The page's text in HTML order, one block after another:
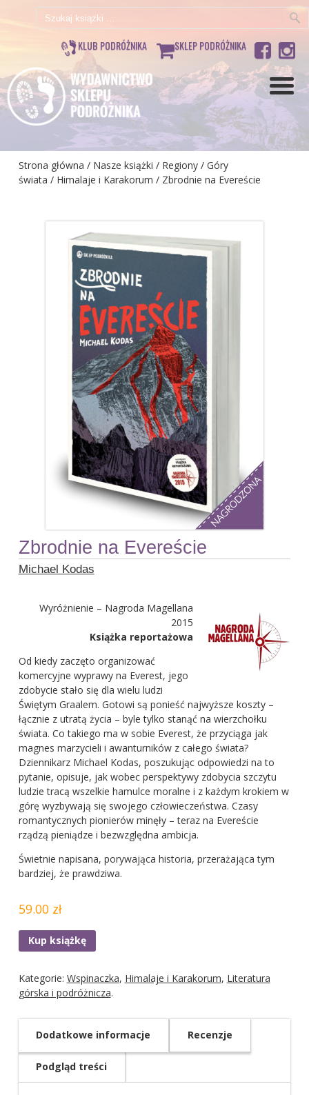
Szukaj:
KLUB PODRÓŻNIKA SKLEP PODRÓŻNIKA
Strona główna / Nasze książki / Regiony/ Góry
świata / Himalaje i Karakorum / Zbrodnie na Evereście
Zbrodnie na Evereście
Michael Kodas
Wyróżnienie – Nagroda Magellana
2015
Książka reportażowa
Od kiedy zaczęto organizować
komercyjne wyprawy na Everest, jego
zdobycie stało się dla wielu ludzi
Świętym Graalem. Gotowi są ponieść najwyższe koszty –
łącznie z utratą życia – byle tylko stanąć na wierzchołku
świata. Co takiego ma w sobie Everest, że przyciąga jak
magnes marzycieli i awanturników z całego świata?
Dziennikarz Michael Kodas, poszukując odpowiedzi na to
pytanie, opisuje, jak wobec perspektywy zdobycia szczytu
ludzie tracą wszelkie hamulce moralne i z każdym krokiem w
górę wyzbywają się swojego człowieczeństwa. Czasy
romantycznych pionierów minęły – teraz na Evereście
rządzą pieniądze i bezwzględna ambicja.
Świetnie napisana, porywająca historia, przerażająca tym
bardziej, że prawdziwa.
59.00 zł
Kup książkę
Kategorie: Wspinaczka, Himalaje i Karakorum, Literatura
górska i podróżnicza.
Dodatkowe informacje Recenzje
Podgląd treści